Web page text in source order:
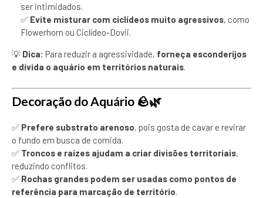
ser intimidados.
✅ Evite misturar com ciclídeos muito agressivos, como
Flowerhorn ou Ciclídeo-Dovii.
💡 Dica: Para reduzir a agressividade, forneça esconderijos
e divida o aquário em territórios naturais.
Decoração do Aquário 🪨🌿
✅ Prefere substrato arenoso, pois gosta de cavar e revirar
o fundo em busca de comida.
✅ Troncos e raízes ajudam a criar divisões territoriais,
reduzindo conflitos.
✅ Rochas grandes podem ser usadas como pontos de
referência para marcação de território.